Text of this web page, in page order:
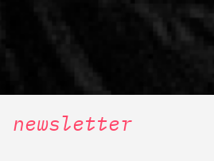
newsletter